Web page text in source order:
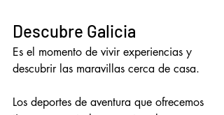
Descubre Galicia
Es el momento de vivir experiencias y
descubrir las maravillas cerca de casa.
Los deportes de aventura que ofrecemos